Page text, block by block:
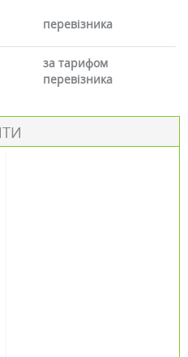
перевізника
за тарифом
перевізника